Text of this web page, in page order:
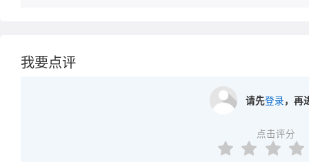
我要点评
请先登录，再
点击评分